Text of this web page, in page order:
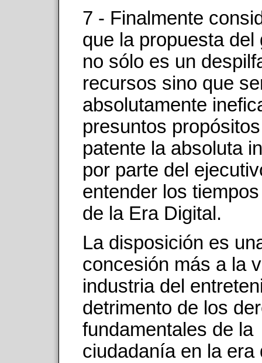
7 - Finalmente
que la propuesta del
no sólo es un
recursos sino que
absolutamente
presuntos
patente la absoluta
por parte del
entender los
de la Era Digital.
La disposición es
concesión más a la
industria del
detrimento de los
fundamentales de la
ciudadanía en la era